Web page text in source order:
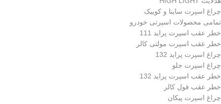
چراغ اسپرت ساینا و کوییک
تمامی محصولات اسپرتی خودرو
خطر عقب اسپرت پراید 111
خطر عقب اسپرت مولتی کالر
چراغ اسپرت پراید 132
چراغ اسپرت جلو
خطر عقب اسپرت پراید 132
خطر عقب فول کالر
چراغ اسپرت پیکان